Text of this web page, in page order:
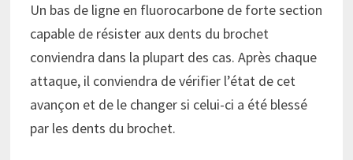
Un bas de ligne en fluorocarbone de forte section
capable de résister aux dents du brochet
conviendra dans la plupart des cas. Après chaque
attaque, il conviendra de vérifier l’état de cet
avançon et de le changer si celui-ci a été blessé
par les dents du brochet.